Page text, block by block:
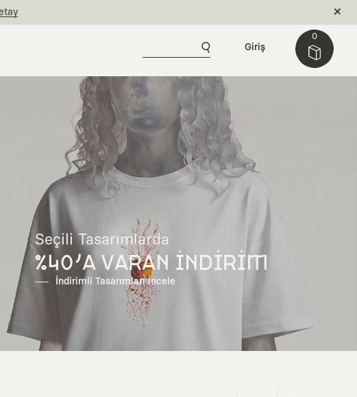
0
Giriş
Seçili Tasarımlarda
%40'A VARAN İNDİRİM
İndirimli Tasarımları İncele